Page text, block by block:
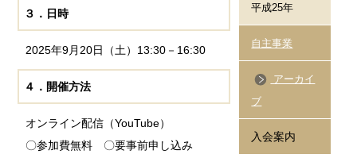
３．日時
2025年9月20日（土）13:30－16:30
４．開催方法
オンライン配信（YouTube）
〇参加費無料 〇要事前申し込み
平成25年
自主事業
アーカイ
ブ
入会案内